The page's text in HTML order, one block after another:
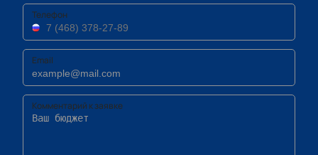
Телефон
Email
Комментарий к заявке